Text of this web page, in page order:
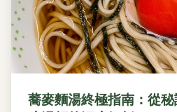
蕎麥麵湯終極指南：從